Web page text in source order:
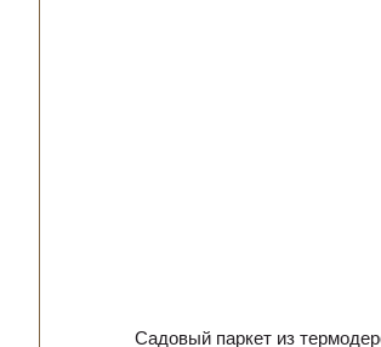
Садовый паркет из